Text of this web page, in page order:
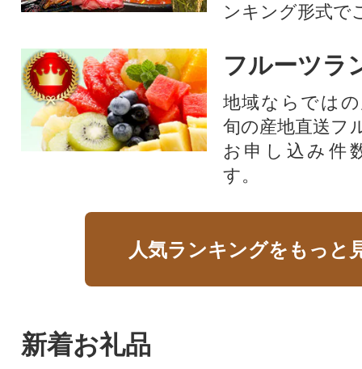
ンキング形式で
フルーツラ
地域ならでは
旬の産地直送フ
お申し込み件
す。
人気ランキングをもっと
新着お礼品